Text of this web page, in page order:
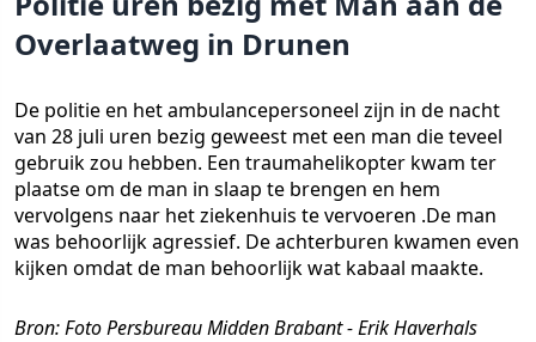
Overlaatweg in Drunen
De politie en het ambulancepersoneel zijn in de nacht
van 28 juli uren bezig geweest met een man die teveel
gebruik zou hebben. Een traumahelikopter kwam ter
plaatse om de man in slaap te brengen en hem
vervolgens naar het ziekenhuis te vervoeren .De man
was behoorlijk agressief. De achterburen kwamen even
kijken omdat de man behoorlijk wat kabaal maakte.
Bron: Foto Persbureau Midden Brabant - Erik Haverhals